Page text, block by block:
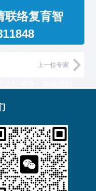
联络复育智
内外一流的经济、
于金融、通信、能
的大型客户。
上一位专家